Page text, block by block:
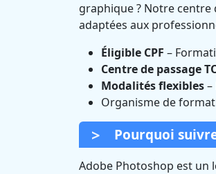
graphique ? Notre centre
adaptées aux
Éligible CPF –
Centre de passage
Modalités flexibles
Organisme de
Pourquoi
Adobe Photoshop est